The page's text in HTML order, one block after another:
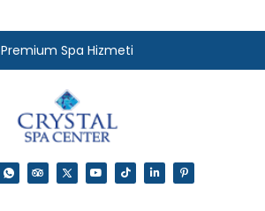
Premium Spa Hizmeti